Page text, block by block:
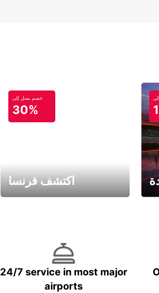
خصم يصل إلى
30%
اكتشف فرنسا
24/7 service in most major
airports